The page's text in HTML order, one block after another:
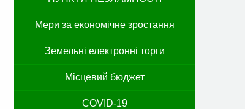
Мери за економічне зростання
Земельні електронні торги
Місцевий бюджет
COVID-19